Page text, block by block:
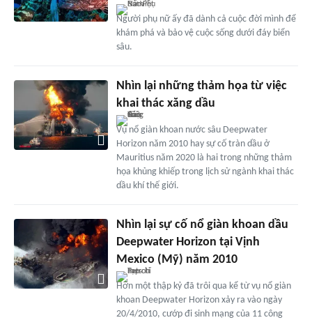
Người phụ nữ ấy đã dành cả cuộc đời mình để
khám phá và bảo vệ cuộc sống dưới đáy biển
sâu.
Nhìn lại những thảm họa từ việc
khai thác xăng dầu
Vụ nổ giàn khoan nước sâu Deepwater
Horizon năm 2010 hay sự cố tràn dầu ở
Mauritius năm 2020 là hai trong những thảm
họa khủng khiếp trong lịch sử ngành khai thác
dầu khí thế giới.
Nhìn lại sự cố nổ giàn khoan dầu
Deepwater Horizon tại Vịnh
Mexico (Mỹ) năm 2010
Hơn một thập kỷ đã trôi qua kể từ vụ nổ giàn
khoan Deepwater Horizon xảy ra vào ngày
20/4/2010, cướp đi sinh mạng của 11 công